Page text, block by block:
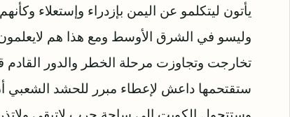
يأتون ليتكلمو عن اليمن بإزدراء وإستعلاء
وليسو في الشرق الأوسط ومع هذا هم
تخارجت وتجاوزت مرحلة الخطر والدور القادم
ستقتحمها داعش ﻹعطاء مبرر للحشد الشعبي